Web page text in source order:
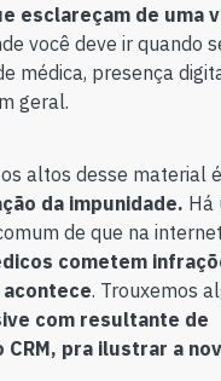
esclareçam de uma
você deve ir quando
médica, presença
geral.
altos desse material
da impunidade. Há
de que na
cometem
acontece. Trouxemos
com resultante de
CRM, pra ilustrar a